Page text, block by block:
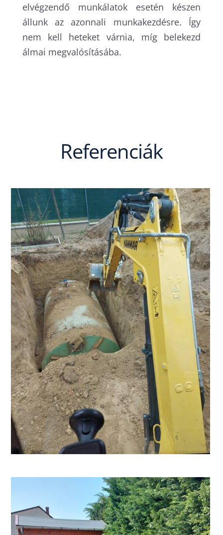
elvégzendő munkálatok esetén készen
állunk az azonnali munkakezdésre. Így
nem kell heteket várnia, míg belekezd
álmai megvalósításába.
Referenciák